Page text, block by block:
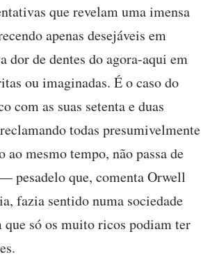
que revelam uma imensa
apenas desejáveis em
dor de dentes do agora-aqui em
ou imaginadas. É o caso do
com as suas setenta e duas
todas presumivelmente
ao mesmo tempo, não passa de
pesadelo que, comenta Orwell
fazia sentido numa sociedade
só os muito ricos podiam ter